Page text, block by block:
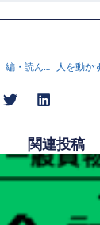
心理学「集団心理」編・読んだ本シリーズ71
関連投稿